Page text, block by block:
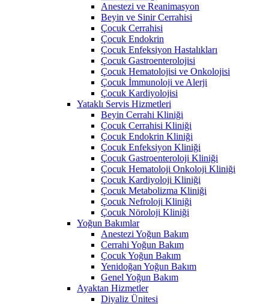
Anestezi ve Reanimasyon
Beyin ve Sinir Cerrahisi
Çocuk Cerrahisi
Çocuk Endokrin
Çocuk Enfeksiyon Hastalıkları
Çocuk Gastroenterolojisi
Çocuk Hematolojisi ve Onkolojisi
Çocuk İmmunoloji ve Alerji
Çocuk Kardiyolojisi
Yataklı Servis Hizmetleri
Beyin Cerrahi Kliniği
Çocuk Cerrahisi Kliniği
Çocuk Endokrin Kliniği
Çocuk Enfeksiyon Kliniği
Çocuk Gastroenteroloji Kliniği
Çocuk Hematoloji Onkoloji Kliniği
Çocuk Kardiyoloji Kliniği
Çocuk Metabolizma Kliniği
Çocuk Nefroloji Kliniği
Çocuk Nöroloji Kliniği
Yoğun Bakımlar
Anestezi Yoğun Bakım
Cerrahi Yoğun Bakım
Çocuk Yoğun Bakım
Yenidoğan Yoğun Bakım
Genel Yoğun Bakım
Ayaktan Hizmetler
Diyaliz Ünitesi